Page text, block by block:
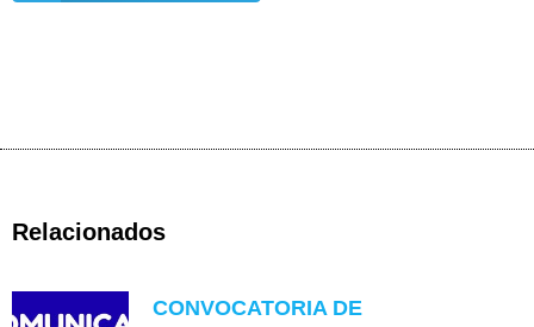
Relacionados
CONVOCATORIA DE